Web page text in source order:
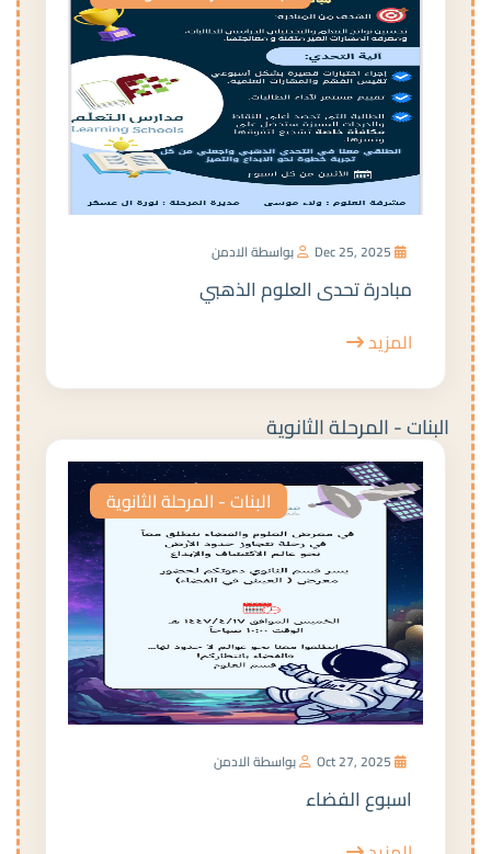
بواسطة الادمن
مبادرة تحدى العلوم الذهبي
المزيد
البنات - المرحلة الثانوية
البنات - المرحلة الثانوية
بواسطة الادمن
اسبوع الفضاء